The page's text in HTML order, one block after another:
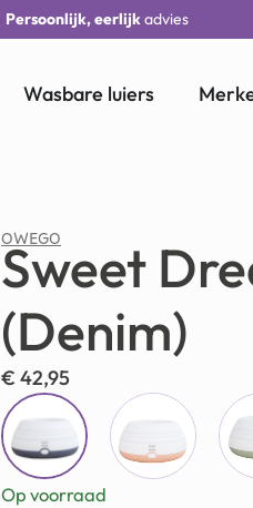
Persoonlijk, eerlijkadvies
Wasbare luiers
OWEGO
Sweet
(Denim)
€ 42,95
Op voorraad